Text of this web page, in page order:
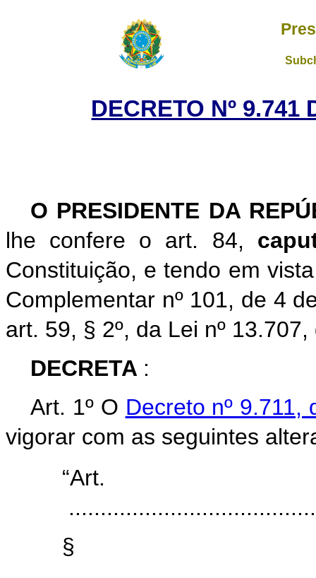
DECRETO Nº 9.741
O PRESIDENTE DA
lhe confere o art. 84,
Constituição, e tendo em
Complementar nº 101, de 4
art. 59, § 2º, da Lei nº
DECRETA :
Art. 1º O Decreto nº
vigorar com as seguintes
§